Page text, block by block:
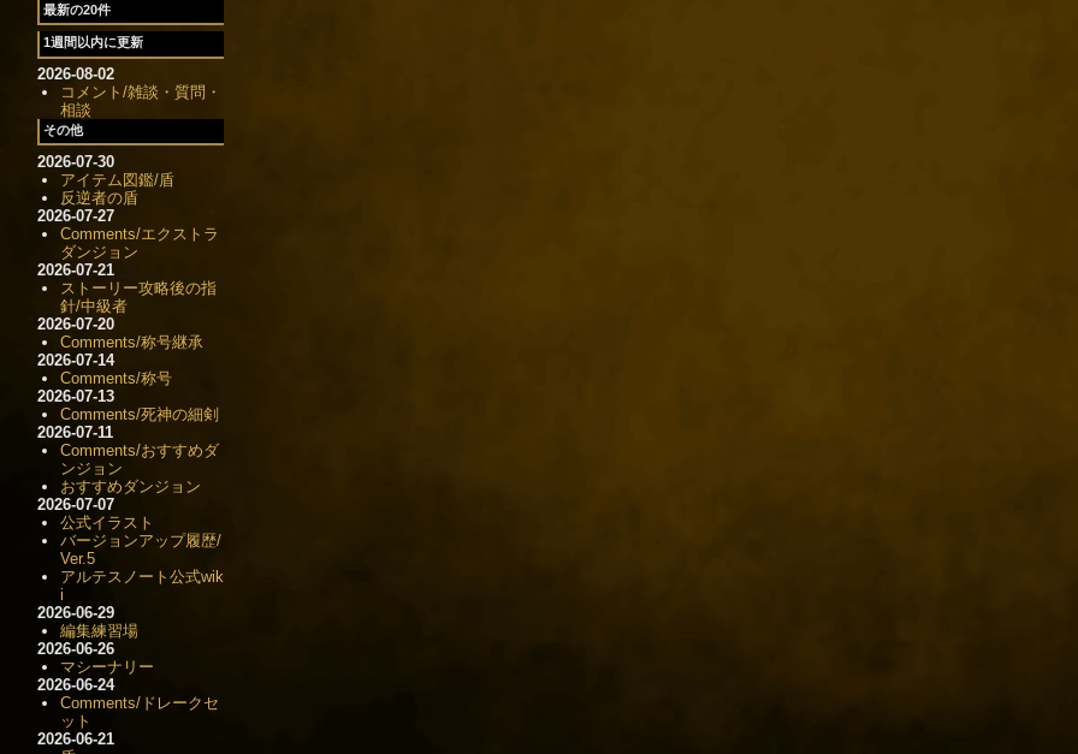
最新の20件
1週間以内に更新
2026-08-02
コメント/雑談・質問・
相談
その他
2026-07-30
アイテム図鑑/盾
反逆者の盾
2026-07-27
Comments/エクストラ
ダンジョン
2026-07-21
ストーリー攻略後の指
針/中級者
2026-07-20
Comments/称号継承
2026-07-14
Comments/称号
2026-07-13
Comments/死神の細剣
2026-07-11
Comments/おすすめダ
ンジョン
おすすめダンジョン
2026-07-07
公式イラスト
バージョンアップ履歴/
Ver.5
アルテスノート公式wik
i
2026-06-29
編集練習場
2026-06-26
マシーナリー
2026-06-24
Comments/ドレークセ
ット
2026-06-21